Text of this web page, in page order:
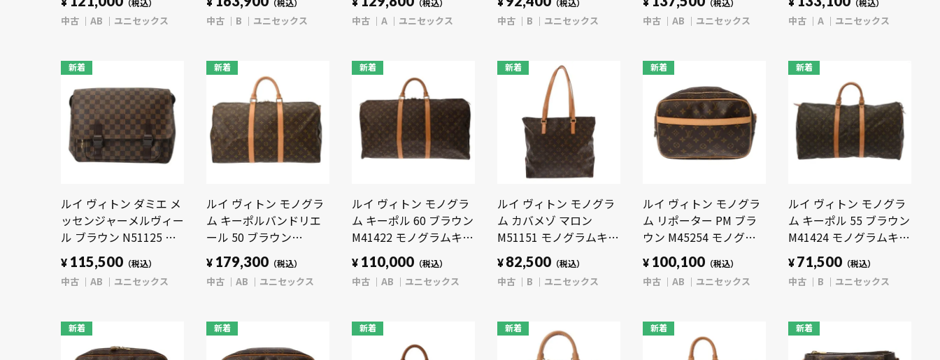
ンバス ユニセックス バ
ッグ 【中古】【bag】
（税込）
中古 AB ユニセックス
ンバス ユニセックス バ
ッグ 【中古】【bag】
（税込）
中古 B ユニセックス
【中古】【bag】
（税込）
中古 A ユニセックス
ッグ 【中古】【bag】
（税込）
中古 B ユニセックス
ッグ 【中古】【bag】
（税込）
中古 AB ユニセックス
【中古】【bag】
（税込）
中古 A ユニセックス
新着
ルイ ヴィトン ダミエ メ
ッセンジャーメルヴィー
ル ブラウン N51125 ダ
ミエキャンバス ユニセ
ックス バッグ 【中古】
【bag】
¥ 115,500 （税込）
中古 AB ユニセックス
新着
ルイ ヴィトン モノグラ
ム キーポルバンドリエ
ール 50 ブラウン
M41416 モノグラムキャ
ンバス ユニセックス バ
ッグ 【中古】【bag】
¥ 179,300 （税込）
中古 AB ユニセックス
新着
ルイ ヴィトン モノグラ
ム キーポル 60 ブラウン
M41422 モノグラムキャ
ンバス ユニセックス バ
ッグ 【中古】【bag】
¥ 110,000 （税込）
中古 AB ユニセックス
新着
ルイ ヴィトン モノグラ
ム カバメゾ マロン
M51151 モノグラムキャ
ンバス ユニセックス バ
ッグ 【中古】【bag】
¥ 82,500 （税込）
中古 B ユニセックス
新着
ルイ ヴィトン モノグラ
ム リポーター PM ブラ
ウン M45254 モノグラ
ムキャンバス ユニセッ
クス バッグ 【中古】
【bag】
¥ 100,100 （税込）
中古 AB ユニセックス
新着
ルイ ヴィトン モノグラ
ム キーポル 55 ブラウン
M41424 モノグラムキャ
ンバス ユニセックス バ
ッグ 【中古】【bag】
¥ 71,500 （税込）
中古 B ユニセックス
新着 新着 新着 新着 新着 新着